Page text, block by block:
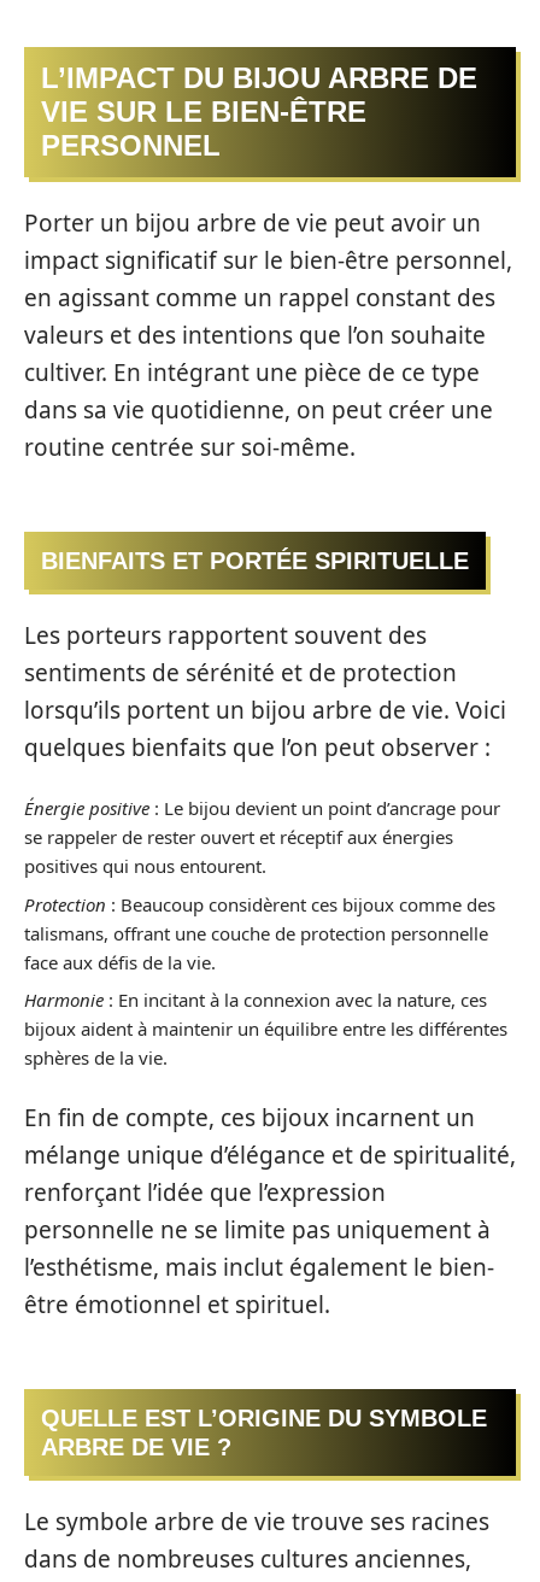
L’IMPACT DU BIJOU ARBRE DE
VIE SUR LE BIEN-ÊTRE
PERSONNEL
Porter un bijou arbre de vie peut avoir un
impact significatif sur le bien-être personnel,
en agissant comme un rappel constant des
valeurs et des intentions que l’on souhaite
cultiver. En intégrant une pièce de ce type
dans sa vie quotidienne, on peut créer une
routine centrée sur soi-même.
BIENFAITS ET PORTÉE SPIRITUELLE
Les porteurs rapportent souvent des
sentiments de sérénité et de protection
lorsqu’ils portent un bijou arbre de vie. Voici
quelques bienfaits que l’on peut observer :
Énergie positive : Le bijou devient un point d’ancrage pour
se rappeler de rester ouvert et réceptif aux énergies
positives qui nous entourent.
Protection : Beaucoup considèrent ces bijoux comme des
talismans, offrant une couche de protection personnelle
face aux défis de la vie.
Harmonie : En incitant à la connexion avec la nature, ces
bijoux aident à maintenir un équilibre entre les différentes
sphères de la vie.
En fin de compte, ces bijoux incarnent un
mélange unique d’élégance et de spiritualité,
renforçant l’idée que l’expression
personnelle ne se limite pas uniquement à
l’esthétisme, mais inclut également le bien-
être émotionnel et spirituel.
QUELLE EST L’ORIGINE DU SYMBOLE
ARBRE DE VIE ?
Le symbole arbre de vie trouve ses racines
dans de nombreuses cultures anciennes,